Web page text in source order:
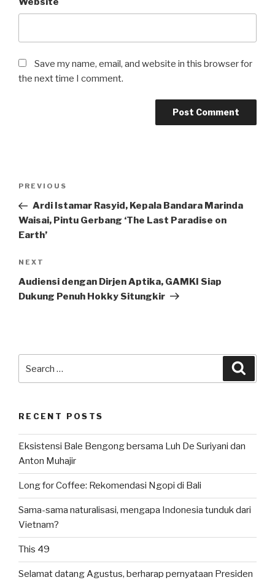
Save my name, email, and website in this browser for
the next time I comment.
Previous
Post
PREVIOUS
Ardi Istamar Rasyid, Kepala Bandara Marinda
Waisai, Pintu Gerbang ‘The Last Paradise on
Earth’
Next
Post
NEXT
Audiensi dengan Dirjen Aptika, GAMKI Siap
Dukung Penuh Hokky Situngkir
for:
RECENT POSTS
Eksistensi Bale Bengong bersama Luh De Suriyani dan
Anton Muhajir
Long for Coffee: Rekomendasi Ngopi di Bali
Sama-sama naturalisasi, mengapa Indonesia tunduk dari
Vietnam?
This 49
Selamat datang Agustus, berharap pernyataan Presiden